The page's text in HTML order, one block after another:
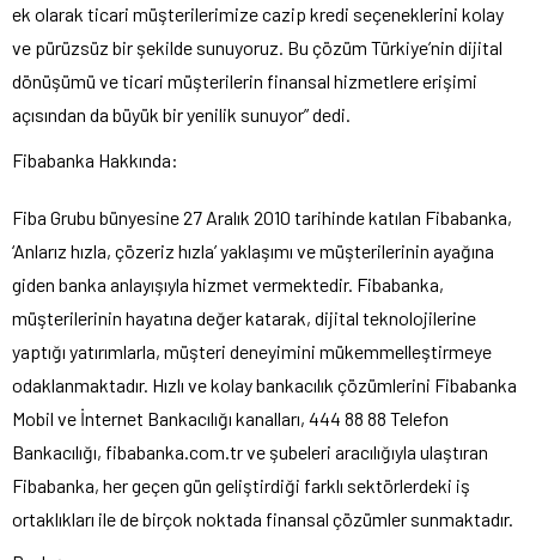
ek olarak ticari müşterilerimize cazip kredi seçeneklerini kolay
ve pürüzsüz bir şekilde sunuyoruz. Bu çözüm Türkiye’nin dijital
dönüşümü ve ticari müşterilerin finansal hizmetlere erişimi
açısından da büyük bir yenilik sunuyor” dedi.
Fibabanka Hakkında:
Fiba Grubu bünyesine 27 Aralık 2010 tarihinde katılan Fibabanka,
‘Anlarız hızla, çözeriz hızla’ yaklaşımı ve müşterilerinin ayağına
giden banka anlayışıyla hizmet vermektedir. Fibabanka,
müşterilerinin hayatına değer katarak, dijital teknolojilerine
yaptığı yatırımlarla, müşteri deneyimini mükemmelleştirmeye
odaklanmaktadır. Hızlı ve kolay bankacılık çözümlerini Fibabanka
Mobil ve İnternet Bankacılığı kanalları, 444 88 88 Telefon
Bankacılığı, fibabanka.com.tr ve şubeleri aracılığıyla ulaştıran
Fibabanka, her geçen gün geliştirdiği farklı sektörlerdeki iş
ortaklıkları ile de birçok noktada finansal çözümler sunmaktadır.